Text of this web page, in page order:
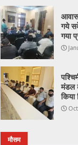
गये
गया
मंडल
किया
मौसम